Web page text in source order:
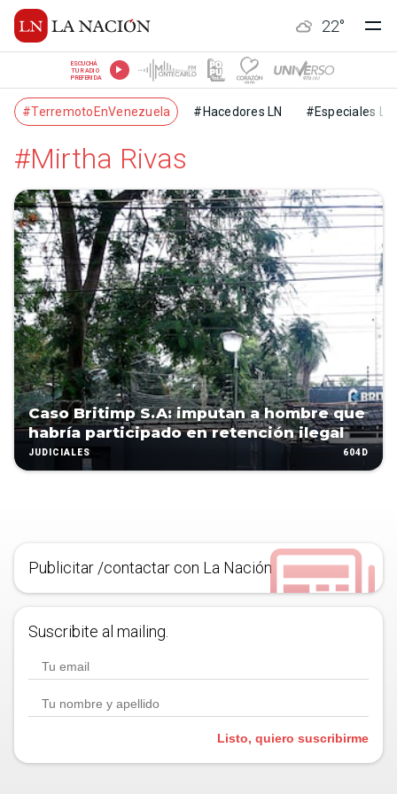
22°
ESCUCHÁ
TU RADIO
PREFERIDA
#TerremotoEnVenezuela #Hacedores LN #Especiales LN
#Mirtha Rivas
Caso Britimp S.A: imputan a hombre que
habría participado en retención ilegal
JUDICIALES 604D
Publicitar /contactar con La Nación
Suscribite al mailing.
Listo, quiero suscribirme